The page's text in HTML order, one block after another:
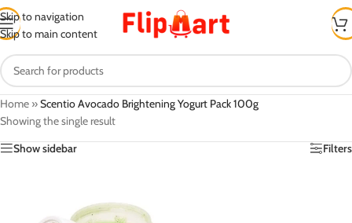
Skip to navigation
Skip to main content
Home »Scentio Avocado Brightening Yogurt Pack 100g
Showing the single result
Show sidebar
Filters